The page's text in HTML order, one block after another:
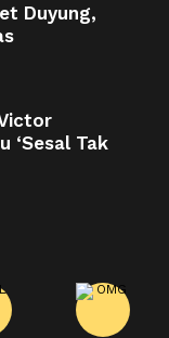
Duyung,
‘Sesal Tak